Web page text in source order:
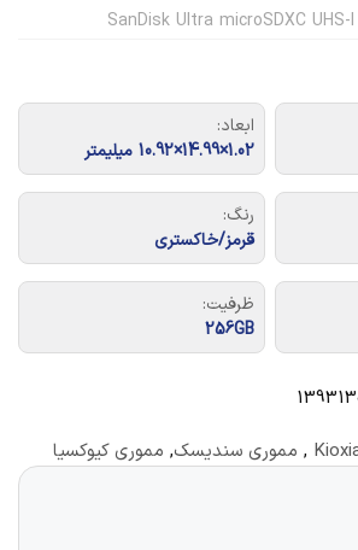
SanDisk Ultra microSDXC
ابعاد:
1.02×14.99×10.92 میلیمتر
رنگ:
قرمز/خاکستری
ظرفیت:
256GB
, مموری سندیسک, مموری کیوکسیا